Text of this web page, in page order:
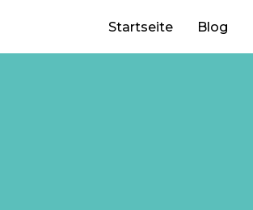
Startseite Blog